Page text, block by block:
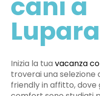
cani a
Lupara
Inizia la tuavacanza
troverai una selezione
friendly in affitto, dove